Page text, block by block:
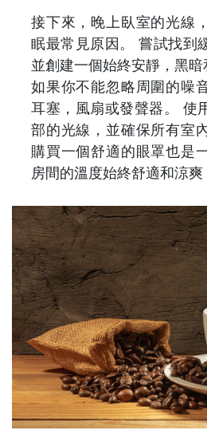
接下來，晚上臥室的光線
眠最常見原因。
嘗試找到
並創建一個始終安靜，黑暗
如果你不能忽略周圍的噪
耳塞，風扇或發聲器。
使
部的光線，並確保所有室
購買一個舒適的眼罩也是
房間的溫度始終舒適和涼爽